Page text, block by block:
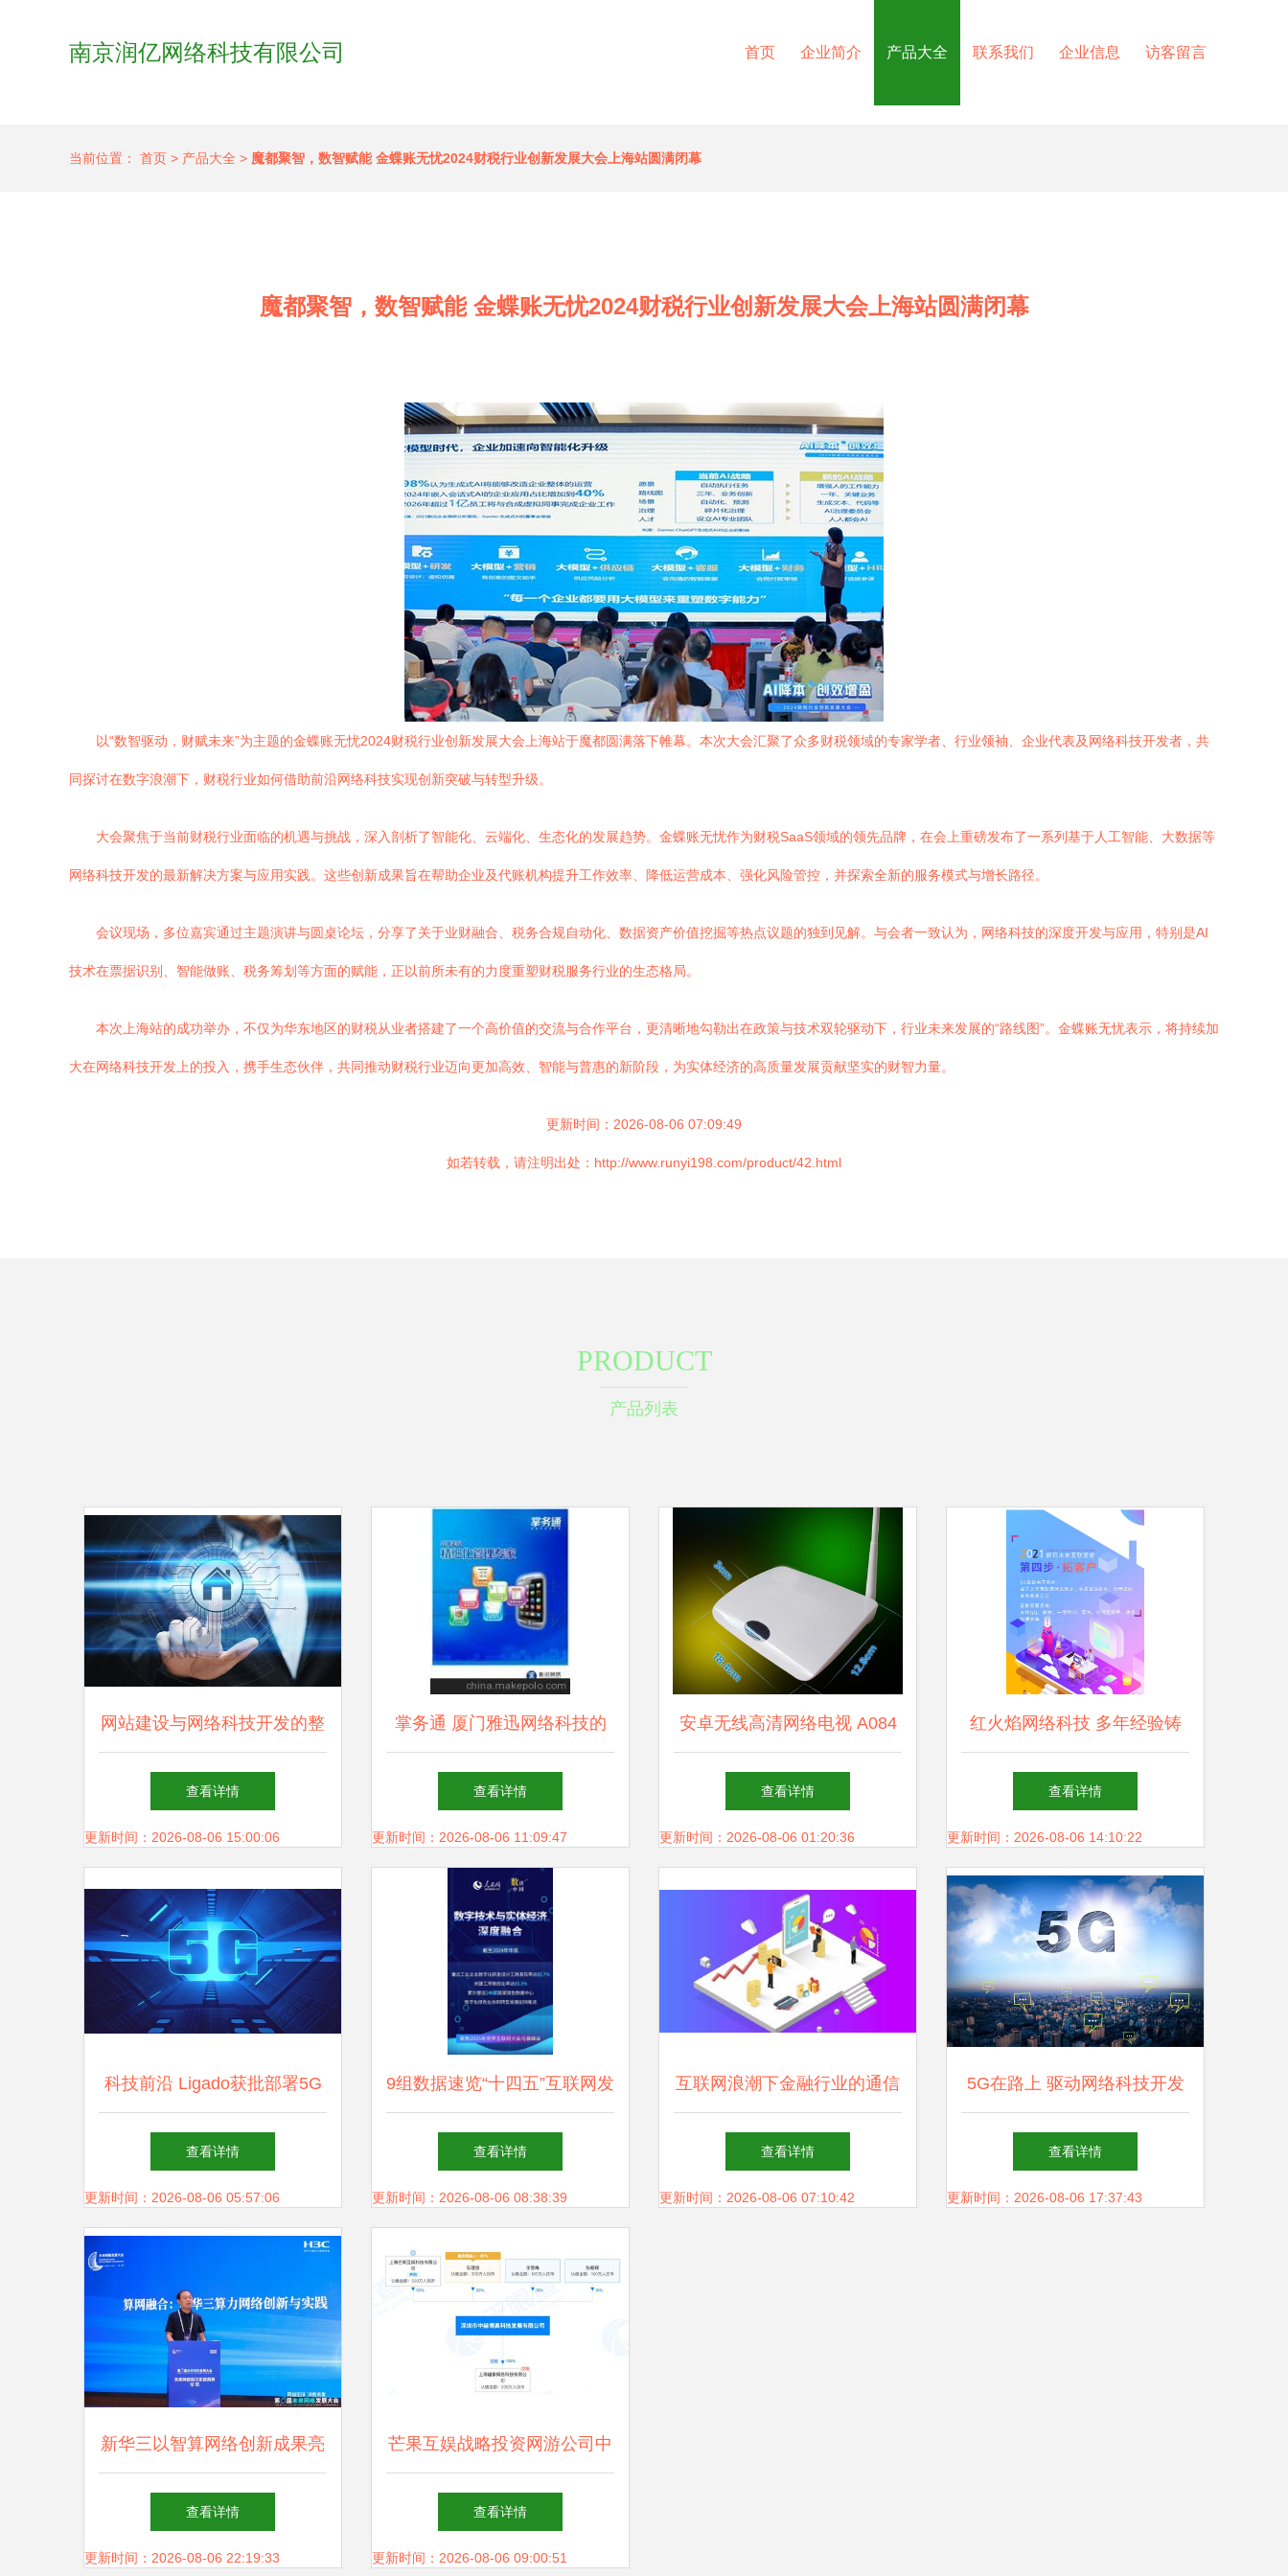
南京润亿网络科技有限公司 首页 企业简介 产品大全 联系我们 企业信息 访客留言
当前位置： 首页 > 产品大全 > 魔都聚智，数智赋能 金蝶账无忧2024财税行业创新发展大会上海站圆满闭幕
魔都聚智，数智赋能 金蝶账无忧2024财税行业创新发展大会上海站圆满闭幕
以“数智驱动，财赋未来”为主题的金蝶账无忧2024财税行业创新发展大会上海站于魔都圆满落下帷幕。本次大会汇聚了众多财税领域的专家学者、行业领袖、企业代表及网络科技开发者，共
同探讨在数字浪潮下，财税行业如何借助前沿网络科技实现创新突破与转型升级。
大会聚焦于当前财税行业面临的机遇与挑战，深入剖析了智能化、云端化、生态化的发展趋势。金蝶账无忧作为财税SaaS领域的领先品牌，在会上重磅发布了一系列基于人工智能、大数据等
网络科技开发的最新解决方案与应用实践。这些创新成果旨在帮助企业及代账机构提升工作效率、降低运营成本、强化风险管控，并探索全新的服务模式与增长路径。
会议现场，多位嘉宾通过主题演讲与圆桌论坛，分享了关于业财融合、税务合规自动化、数据资产价值挖掘等热点议题的独到见解。与会者一致认为，网络科技的深度开发与应用，特别是AI
技术在票据识别、智能做账、税务筹划等方面的赋能，正以前所未有的力度重塑财税服务行业的生态格局。
本次上海站的成功举办，不仅为华东地区的财税从业者搭建了一个高价值的交流与合作平台，更清晰地勾勒出在政策与技术双轮驱动下，行业未来发展的“路线图”。金蝶账无忧表示，将持续加
大在网络科技开发上的投入，携手生态伙伴，共同推动财税行业迈向更加高效、智能与普惠的新阶段，为实体经济的高质量发展贡献坚实的财智力量。
更新时间：2026-08-06 07:09:49
如若转载，请注明出处：http://www.runyi198.com/product/42.html
PRODUCT
产品列表
网站建设与网络科技开发的整
合营销方案 25个吸引客流的
实战技巧
查看详情
更新时间：2026-08-06 15:00:06
掌务通 厦门雅迅网络科技的
专业网络科技开发解决方案
查看详情
更新时间：2026-08-06 11:09:47
安卓无线高清网络电视 A084
网络播放器的科技魅力与家庭
娱乐革新
查看详情
更新时间：2026-08-06 01:20:36
红火焰网络科技 多年经验铸
就负责任的品牌推广公司
查看详情
更新时间：2026-08-06 14:10:22
科技前沿 Ligado获批部署5G
与成都加速布局鲲鹏生态
查看详情
更新时间：2026-08-06 05:57:06
9组数据速览“十四五”互联网发
展与网络科技开发成绩单
查看详情
更新时间：2026-08-06 08:38:39
互联网浪潮下金融行业的通信
需求 网络科技开发的机遇与
挑战
查看详情
更新时间：2026-08-06 07:10:42
5G在路上 驱动网络科技开发
的变革引擎
查看详情
更新时间：2026-08-06 17:37:43
新华三以智算网络创新成果亮
相第八届未来网络发展大会，
驱动网络技术革新新篇章
查看详情
更新时间：2026-08-06 22:19:33
芒果互娱战略投资网游公司中
赫博奥，持股50%引领跨界融
合新篇章
查看详情
更新时间：2026-08-06 09:00:51